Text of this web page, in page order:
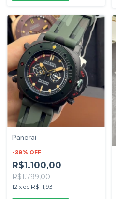
Panerai
-39% OFF
R$1.100,00
R$1.799,00
12 x de R$111,93